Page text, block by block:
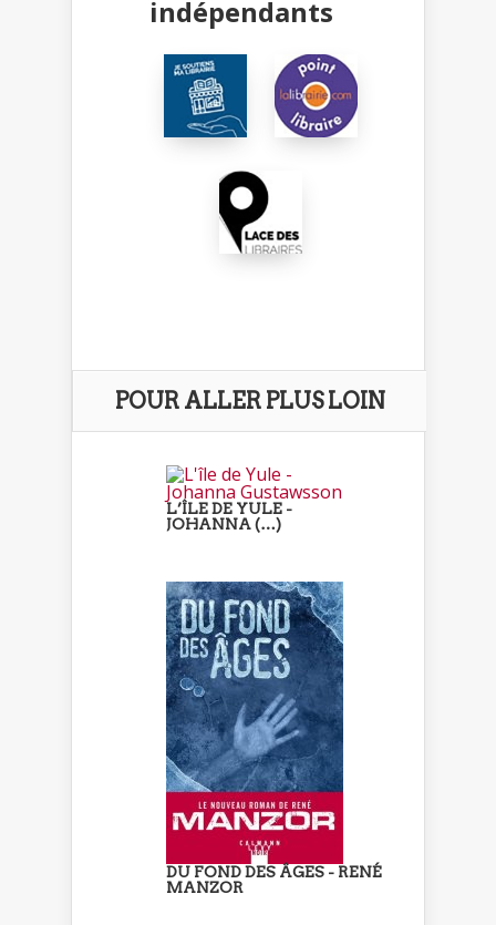
indépendants
POUR ALLER PLUS LOIN
L’ÎLE DE YULE -
JOHANNA (…)
DU FOND DES ÂGES - RENÉ
MANZOR